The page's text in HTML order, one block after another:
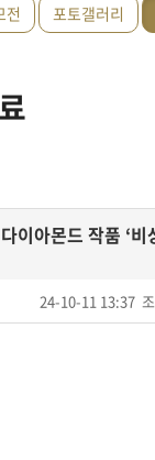
전 포토갤러리
아몬드 작품 ‘비
24-10-11 13:37